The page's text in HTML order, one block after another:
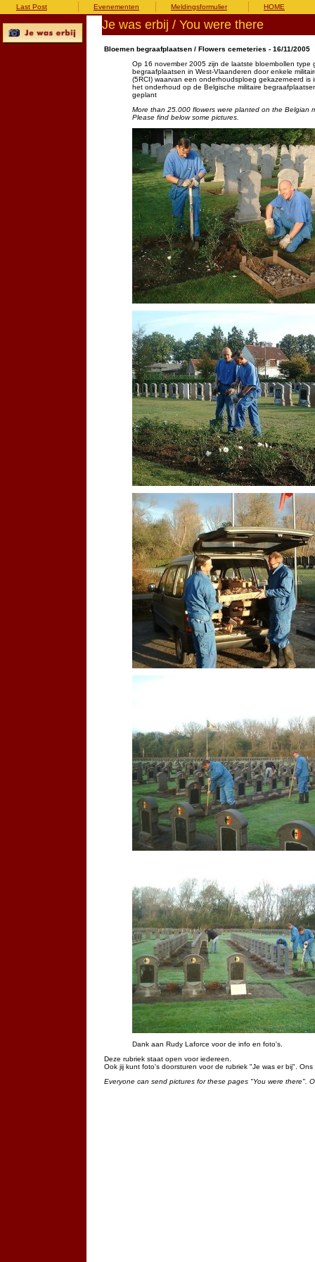
Last Post Evenementen Meldingsformulier HOME
Je was erbij / You were there
Bloemen begraafplaatsen / Flowers cemeteries - 16/11/2005
Op 16 november 2005 zijn de laatste bloembollen type
begraafplaatsen in West-Vlaanderen door enkele
(5RCI) waarvan een onderhoudsploeg gekazerneerd is
het onderhoud op de Belgische militaire
geplant
More than 25.000 flowers were planted on the Belgian
Please find below some pictures.
Dank aan Rudy Laforce voor de info en foto's.
Deze rubriek staat open voor iedereen.
Ook jij kunt foto's doorsturen voor de rubriek "Je was er bij".
Everyone can send pictures for these pages "You were there".